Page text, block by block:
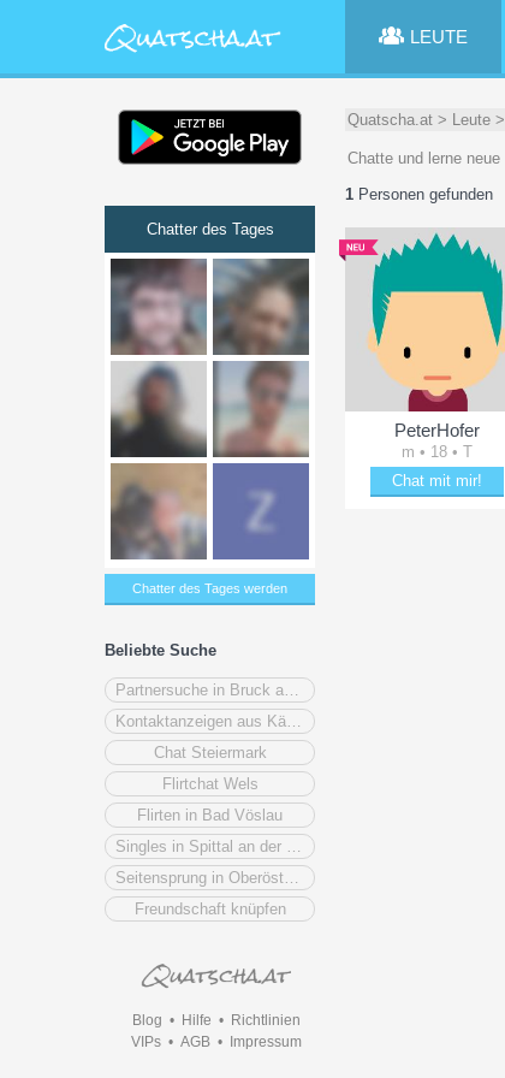
LEUTE
Chatter des Tages
Chatter des Tages werden
Beliebte Suche
Chat Steiermark
Flirtchat Wels
Flirten in Bad Vöslau
Freundschaft knüpfen
Blog • Hilfe • Richtlinien
VIPs• AGB• Impressum
Quatscha.at > Leute >
Chatte und lerne
1 Personen gefunden
PeterHofer
m • 18 • T
Chat mit mir!